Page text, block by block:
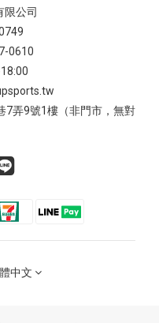
限公司
0610
7弄9號1樓（非門市，無對
中文